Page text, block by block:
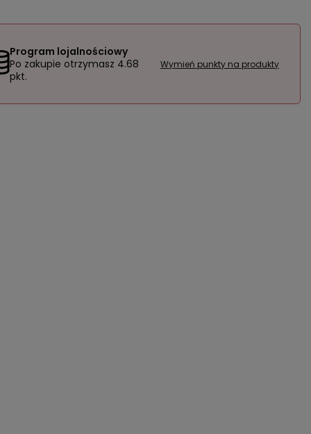
Program lojalnościowy
Po zakupie otrzymasz 4.68
pkt.
Wymień punkty na produkty